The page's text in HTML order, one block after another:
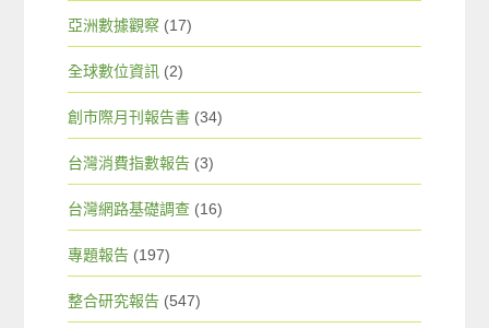
亞洲數據觀察 (17)
全球數位資訊 (2)
創市際月刊報告書 (34)
台灣消費指數報告 (3)
台灣網路基礎調查 (16)
專題報告 (197)
整合研究報告 (547)